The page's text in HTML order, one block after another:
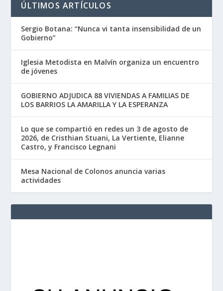
ÚLTIMOS ARTÍCULOS
Sergio Botana: “Nunca vi tanta insensibilidad de un
Gobierno”
Iglesia Metodista en Malvín organiza un encuentro
de jóvenes
GOBIERNO ADJUDICA 88 VIVIENDAS A FAMILIAS DE
LOS BARRIOS LA AMARILLA Y LA ESPERANZA
Lo que se compartió en redes un 3 de agosto de
2026, de Cristhian Stuani, La Vertiente, Elianne
Castro, y Francisco Legnani
Mesa Nacional de Colonos anuncia varias
actividades